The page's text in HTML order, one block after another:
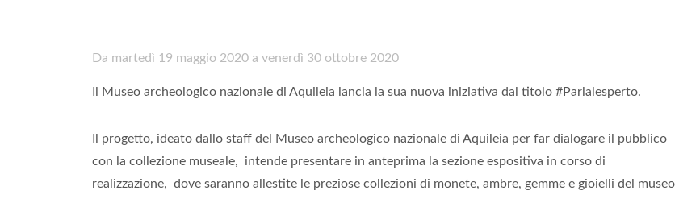
Da martedì 19 maggio 2020 a venerdì 30 ottobre 2020
Il Museo archeologico nazionale di Aquileia lancia la sua nuova iniziativa dal titolo #Parlalesperto.
Il progetto, ideato dallo staff del Museo archeologico nazionale di Aquileia per far dialogare il pubblico
con la collezione museale, intende presentare in anteprima la sezione espositiva in corso di
realizzazione, dove saranno allestite le preziose collezioni di monete, ambre, gemme e gioielli del museo